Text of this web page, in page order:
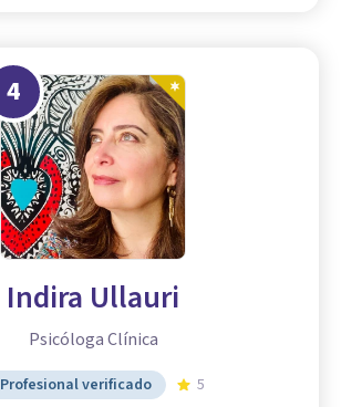
4
Indira Ullauri
Psicóloga Clínica
Profesional verificado 5